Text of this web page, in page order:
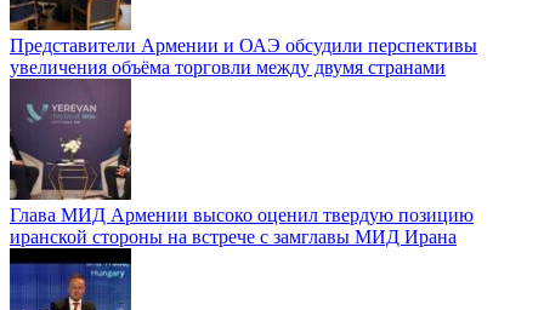
Представители Армении и ОАЭ обсудили перспективы
увеличения объёма торговли между двумя странами
Глава МИД Армении высоко оценил твердую позицию
иранской стороны на встрече с замглавы МИД Ирана